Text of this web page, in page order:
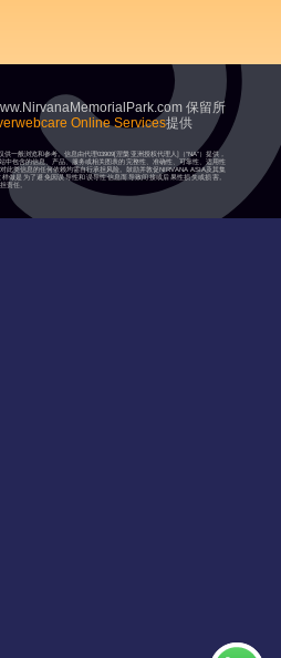
保留所
Online Services提供
一般浏览和参考。信息由代理03909[涅槃亚洲授权代理人]（“NA”）提供，
中包含的信息、产品、服务或相关图表的完整性、准确性、可靠性、适用性
此类信息的任何依赖均需自行承担风险。鼓励并敦促NIRVANA ASIA及其集
做是为了避免因误导性和误导性信息而导致间接或后果性损失或损害。
责任。